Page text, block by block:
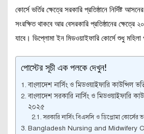
কোর্সে ভর্তির ক্ষেত্রে সরকারি প্রতিষ্ঠানে নির্দিষ্ট
সংরক্ষিত থাকবে আর বেসরকারি প্রতিষ্ঠানের
যাবে। ডিপ্লোমা ইন মিডওয়াইফারি কোর্সে শুধু মহিলা
পোস্টের সূচী এক পলকে দেখুন!
বাংলাদেশ নার্সিং ও মিডওয়াইফারি কাউন্সিল
বাংলাদেশ সরকারি নার্সিং ও মিডওয়াইফারি
২০২৫
সরকারি নার্সিং বিএসসি ও ডিপ্লোমা
Bangladesh Nursing and Midwifery